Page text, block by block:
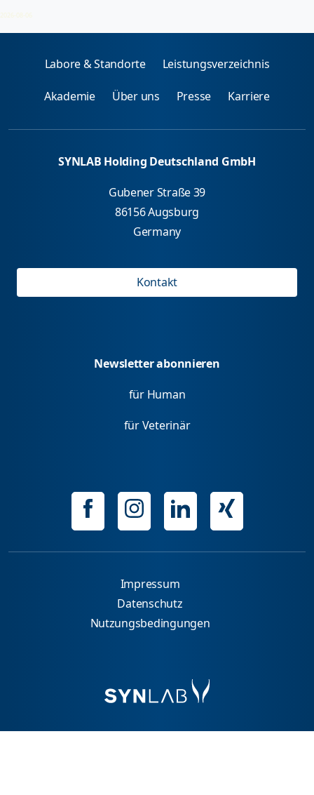
2026-08-06
Labore & Standorte Leistungsverzeichnis
Akademie Über uns Presse Karriere
SYNLAB Holding Deutschland GmbH
Gubener Straße 39
86156 Augsburg
Germany
Kontakt
Newsletter abonnieren
für Human
für Veterinär
Impressum
Datenschutz
Nutzungsbedingungen